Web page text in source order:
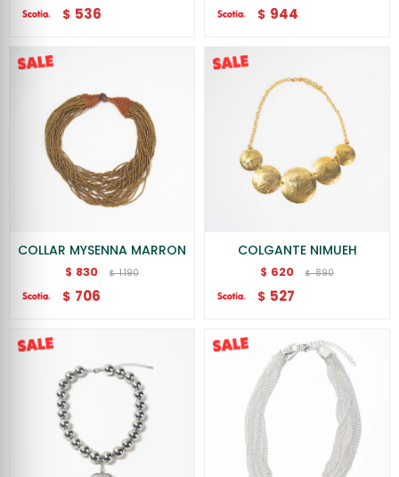
$ 536 $ 944
COLLAR MYSENNA MARRON
$ 830 $ 1.190
$ 706
COLGANTE NIMUEH
$ 620 $ 890
$ 527